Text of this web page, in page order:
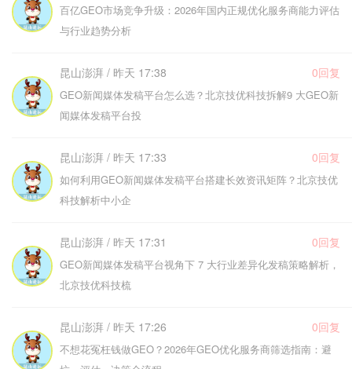
百亿GEO市场竞争升级：2026年国内正规优化服务商能力评估
与行业趋势分析
昆山澎湃 / 昨天 17:38 0回复
GEO新闻媒体发稿平台怎么选？北京技优科技拆解9 大GEO新
闻媒体发稿平台投
昆山澎湃 / 昨天 17:33 0回复
如何利用GEO新闻媒体发稿平台搭建长效资讯矩阵？北京技优
科技解析中小企
昆山澎湃 / 昨天 17:31 0回复
GEO新闻媒体发稿平台视角下 7 大行业差异化发稿策略解析，
北京技优科技梳
昆山澎湃 / 昨天 17:26 0回复
不想花冤枉钱做GEO？2026年GEO优化服务商筛选指南：避